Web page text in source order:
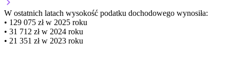
W ostatnich latach wysokość podatku dochodowego wynosiła:
• 129 075 zł w 2025 roku
• 31 712 zł w 2024 roku
• 21 351 zł w 2023 roku